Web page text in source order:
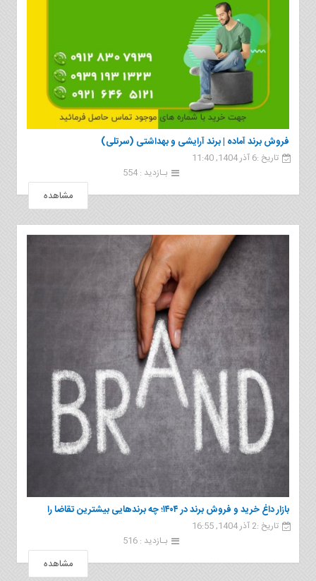
فروش برند آماده | برند آرایشی و بهداشتی (سرتلی)
تاریخ :6 آذر 1404, 11:40
بـازدید : 554
مشاهده
بازار داغ خرید و فروش برند در ۱۴۰۴؛ چه برندهایی بیشترین تقاضا را
دارند؟تاریخ :2 آذر 1404, 16:55
بـازدید : 516
مشاهده